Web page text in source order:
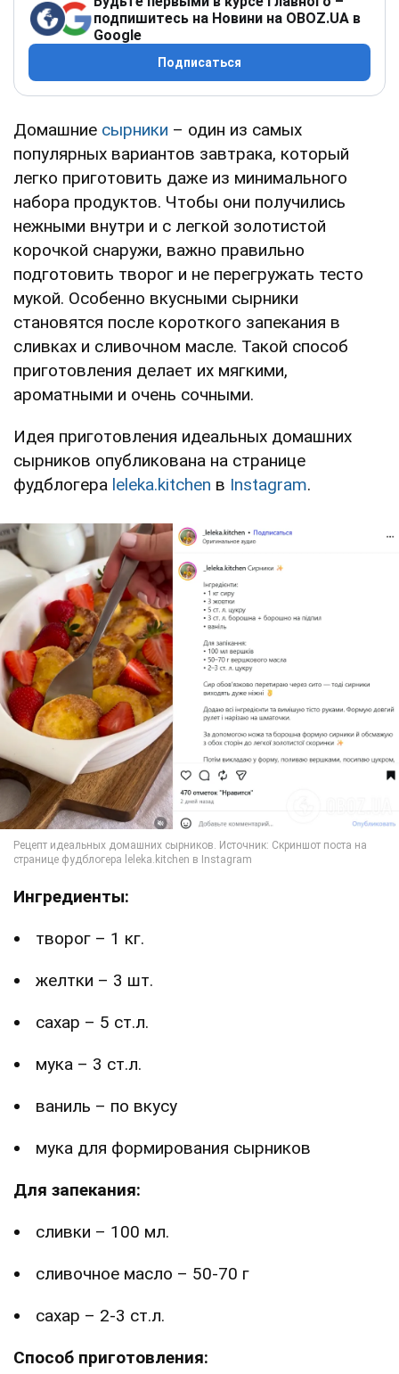
подпишитесь на Новини на OBOZ.UA в
Google
Подписаться
Домашние сырники – один из самых
популярных вариантов завтрака, который
легко приготовить даже из минимального
набора продуктов. Чтобы они получились
нежными внутри и с легкой золотистой
корочкой снаружи, важно правильно
подготовить творог и не перегружать тесто
мукой. Особенно вкусными сырники
становятся после короткого запекания в
сливках и сливочном масле. Такой способ
приготовления делает их мягкими,
ароматными и очень сочными.
Идея приготовления идеальных домашних
сырников опубликована на странице
фудблогера leleka.kitchen в Instagram.
Ингредиенты:
творог – 1 кг.
желтки – 3 шт.
сахар – 5 ст.л.
мука – 3 ст.л.
ваниль – по вкусу
мука для формирования сырников
Для запекания:
сливки – 100 мл.
сливочное масло – 50-70 г
сахар – 2-3 ст.л.
Способ приготовления: